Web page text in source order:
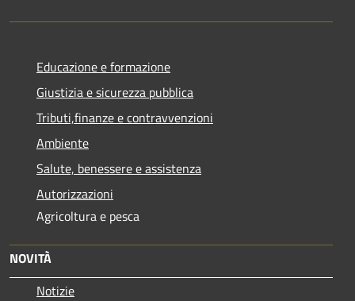
Educazione e formazione
Giustizia e sicurezza pubblica
Tributi,finanze e contravvenzioni
Ambiente
Salute, benessere e assistenza
Autorizzazioni
Agricoltura e pesca
NOVITÀ
Notizie